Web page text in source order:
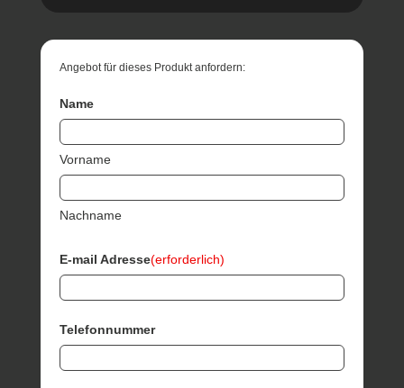
Angebot für dieses Produkt anfordern:
Name
Vorname
Nachname
E-mail Adresse(erforderlich)
Telefonnummer